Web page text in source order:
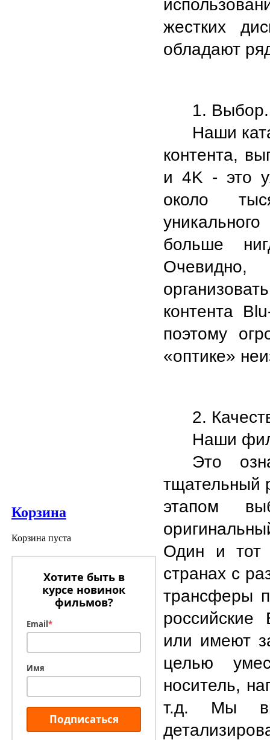
Корзина
Корзина пуста
Хотите быть в
курсе новинок
фильмов?
Email*
Имя
Подписаться
жестких
обладают
1. Выбор.
Наши
контента,
и 4K - это
около
больше
контента
поэтому
«оптике»
2.
Наши
Это
тщательный
этапом
Один и тот
странах с
трансферы
российские
или имеют
целью
носитель,
т.д. Мы